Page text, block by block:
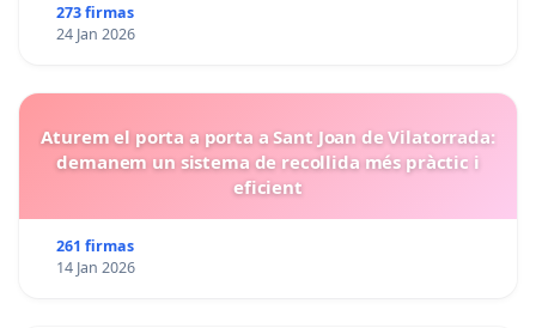
273 firmas
24 Jan 2026
Aturem el porta a porta a Sant Joan de Vilatorrada:
demanem un sistema de recollida més pràctic i
eficient
261 firmas
14 Jan 2026